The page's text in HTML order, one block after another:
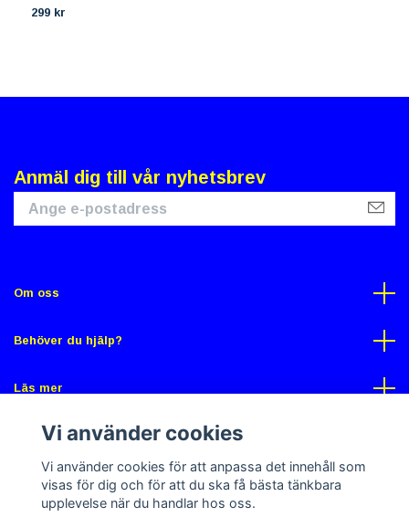
299 kr
Anmäl dig till vår nyhetsbrev
Om oss
Behöver du hjälp?
Läs mer
Sociala medier
Vi använder cookies
Vi använder cookies för att anpassa det innehåll som
visas för dig och för att du ska få bästa tänkbara
upplevelse när du handlar hos oss.